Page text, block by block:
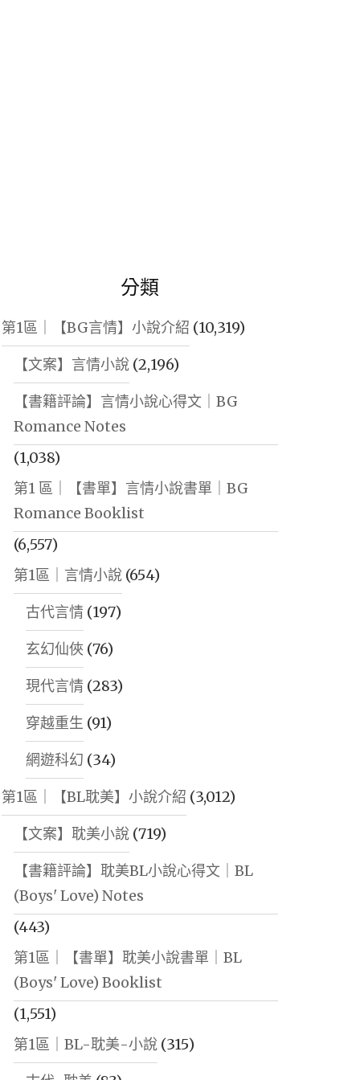
分類
第1區｜【BG言情】小說介紹 (10,319)
【文案】言情小說(2,196)
【書籍評論】言情小說心得文｜BG
Romance Notes
(1,038)
第1 區｜【書單】言情小說書單｜BG
Romance Booklist
(6,557)
第1區｜言情小說(654)
古代言情(197)
玄幻仙俠 (76)
現代言情(283)
穿越重生 (91)
網遊科幻 (34)
第1區｜【BL耽美】小說介紹 (3,012)
【文案】耽美小說(719)
【書籍評論】耽美BL小說心得文｜BL
(Boys' Love) Notes
(443)
第1區｜【書單】耽美小說書單｜BL
(Boys' Love) Booklist
(1,551)
第1區｜BL-耽美-小說(315)